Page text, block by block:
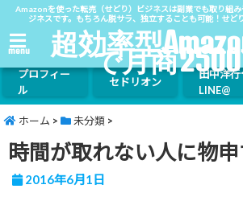
Amazonを使った転売（せどり）ビジネスは副業でも取り組
ジネスです。もちろん脱サラ、独立することも可能！せど
menu 超効率型
で月商
プロフィー
ル
セドリオン
田中洋行
LINE@
ホーム > 未分類 >
時間が取れない人に物申
2016年6月1日